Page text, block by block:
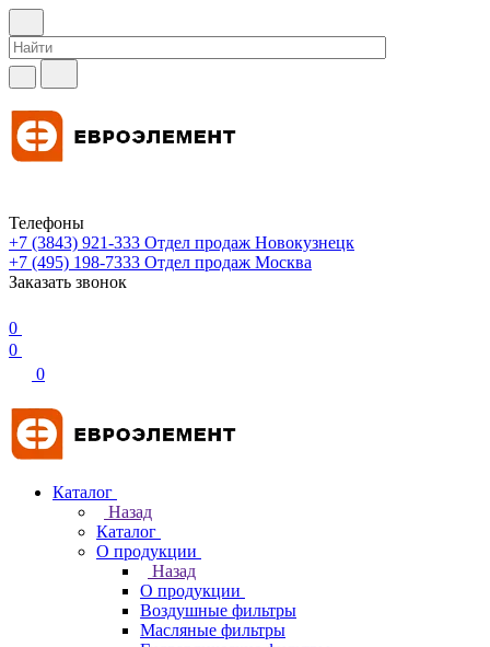
Телефоны
+7 (3843) 921-333 Отдел продаж Новокузнецк
+7 (495) 198-7333 Отдел продаж Москва
Заказать звонок
0
0
0
Каталог
Назад
Каталог
О продукции
Назад
О продукции
Воздушные фильтры
Масляные фильтры